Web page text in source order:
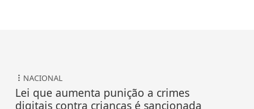
NACIONAL
Lei que aumenta punição a crimes
digitais contra crianças é sancionada